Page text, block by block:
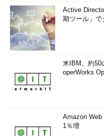
画面5「証明書マネージ
できる
筆者紹介
岩手県花巻市在住。
Management（Oct 2008 -
Webサイトへの記事の寄稿
を手掛ける。個人ブログは『
Active
期ツール」で
米IBM、約50
operWorks
Amazon
1％増